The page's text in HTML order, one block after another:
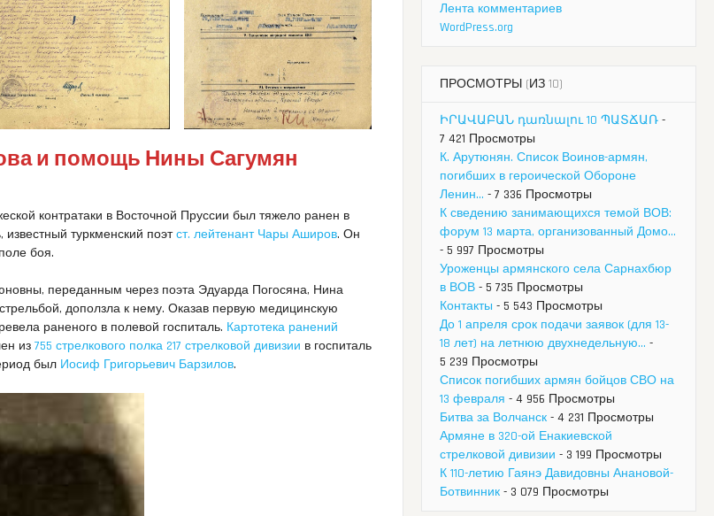
и помощь Нины Сагумян
контратаки в Восточной Пруссии был тяжело ранен в
известный туркменский поэтст. лейтенант Чары Аширов. Он
боя.
переданным через поэта Эдуарда Погосяна, Нина
доползла к нему. Оказав первую медицинскую
раненого в полевой госпиталь. Картотека ранений
из755 стрелкового полка 217 стрелковой дивизии в госпиталь
был Иосиф Григорьевич Барзилов.
Лента комментариев
WordPress.org
ПРОСМОТРЫ (ИЗ 10)
ԻՐԱՎԱԲԱՆ դառնալու 10 ՊԱՏՃԱՌ -
7 421 Просмотры
К. Арутюнян. Список Воинов-армян,
погибших в героической Обороне
Ленин... - 7 336 Просмотры
К сведению занимающихся темой ВОВ:
форум 13 марта, организованный Домо...
- 5 997 Просмотры
Уроженцы армянского села Сарнахбюр
в ВОВ - 5 735 Просмотры
Контакты - 5 543 Просмотры
До 1 апреля срок подачи заявок (для 13-
18 лет) на летнюю двухнедельную... -
5 239 Просмотры
Список погибших армян бойцов СВО на
13 февраля - 4 956 Просмотры
Битва за Волчанск - 4 231 Просмотры
Армяне в 320-ой Енакиевской
стрелковой дивизии - 3 199 Просмотры
К 110-летию Гаянэ Давидовны Анановой-
Ботвинник - 3 079 Просмотры